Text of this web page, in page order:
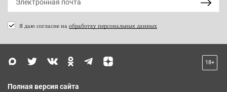
Я даю согласие на обработку персональных данных
18+
Полная версия сайта